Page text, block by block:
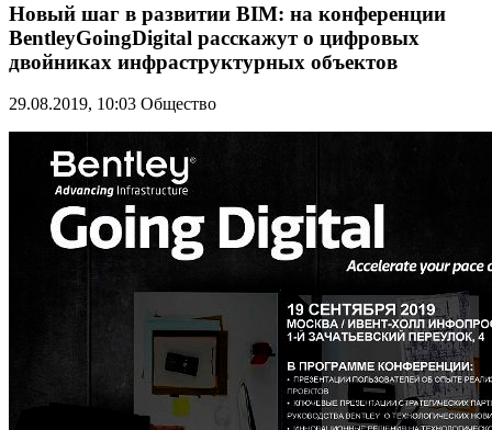
Новый шаг в развитии BIM: на конференции
BentleyGoingDigital расскажут о цифровых
двойниках инфраструктурных объектов
29.08.2019, 10:03 Общество